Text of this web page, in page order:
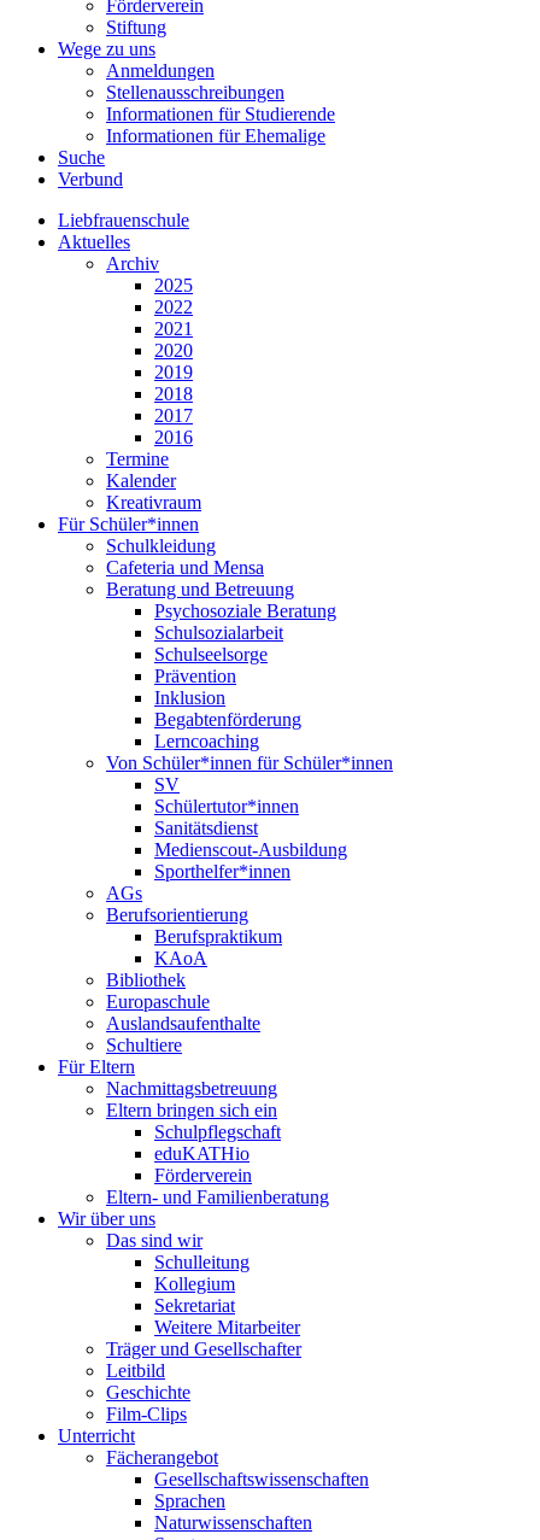
Förderverein
Stiftung
Wege zu uns
Anmeldungen
Stellenausschreibungen
Informationen für Studierende
Informationen für Ehemalige
Suche
Verbund
Liebfrauenschule
Aktuelles
Archiv
2025
2022
2021
2020
2019
2018
2017
2016
Termine
Kalender
Kreativraum
Für Schüler*innen
Schulkleidung
Cafeteria und Mensa
Beratung und Betreuung
Psychosoziale Beratung
Schulsozialarbeit
Schulseelsorge
Prävention
Inklusion
Begabtenförderung
Lerncoaching
Von Schüler*innen für Schüler*innen
SV
Schülertutor*innen
Sanitätsdienst
Medienscout-Ausbildung
Sporthelfer*innen
AGs
Berufsorientierung
Berufspraktikum
KAoA
Bibliothek
Europaschule
Auslandsaufenthalte
Schultiere
Für Eltern
Nachmittagsbetreuung
Eltern bringen sich ein
Schulpflegschaft
eduKATHio
Förderverein
Eltern- und Familienberatung
Wir über uns
Das sind wir
Schulleitung
Kollegium
Sekretariat
Weitere Mitarbeiter
Träger und Gesellschafter
Leitbild
Geschichte
Film-Clips
Unterricht
Fächerangebot
Gesellschaftswissenschaften
Sprachen
Naturwissenschaften